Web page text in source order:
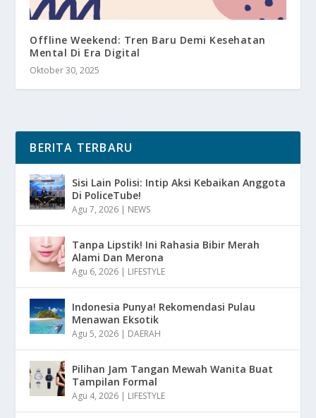
Offline Weekend: Tren Baru Demi Kesehatan
Mental Di Era Digital
Oktober 30, 2025
BERITA TERBARU
Sisi Lain Polisi: Intip Aksi Kebaikan Anggota
Di PoliceTube!
Agu 7, 2026 | NEWS
Tanpa Lipstik! Ini Rahasia Bibir Merah
Alami Dan Merona
Agu 6, 2026 | LIFESTYLE
Indonesia Punya! Rekomendasi Pulau
Menawan Eksotik
Agu 5, 2026 | DAERAH
Pilihan Jam Tangan Mewah Wanita Buat
Tampilan Formal
Agu 4, 2026 | LIFESTYLE